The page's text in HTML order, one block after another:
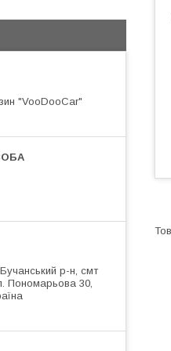
"VooDooCar"
р-н, смт
Пономарьова 30,